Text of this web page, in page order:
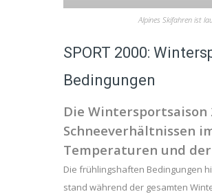
Alpines Skifahren ist
SPORT 2000:
Bedingungen
Die
Schneeverhältnissen
Temperaturen und
Die frühlingshaften Bedingungen
stand während der gesamten